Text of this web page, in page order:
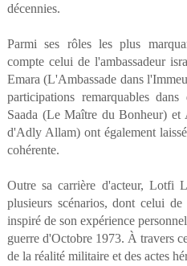
décennies.
Parmi ses rôles les plus
compte celui de l'ambassadeur
Emara (L'Ambassade dans
participations remarquables
Saada (Le Maître du Bonheur)
d'Adly Allam) ont également
cohérente.
Outre sa carrière d'acteur, Lotfi
plusieurs scénarios, dont celui
inspiré de son expérience
guerre d'Octobre 1973. À travers
de la réalité militaire et des actes